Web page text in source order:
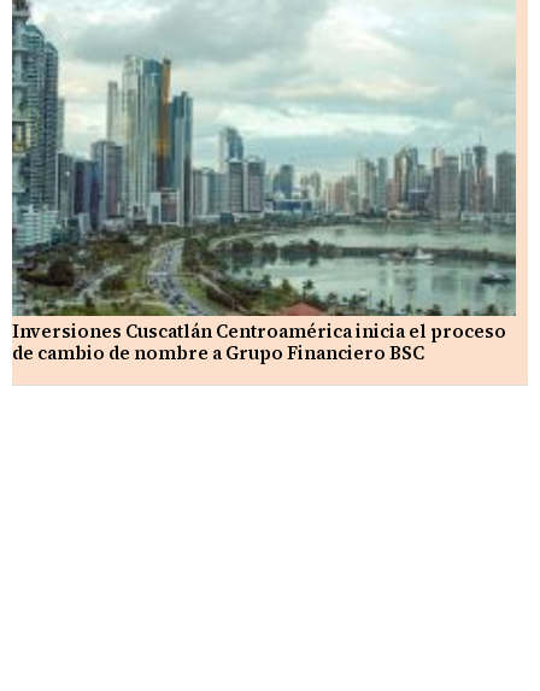
Inversiones Cuscatlán Centroamérica inicia el proceso
de cambio de nombre a Grupo Financiero BSC